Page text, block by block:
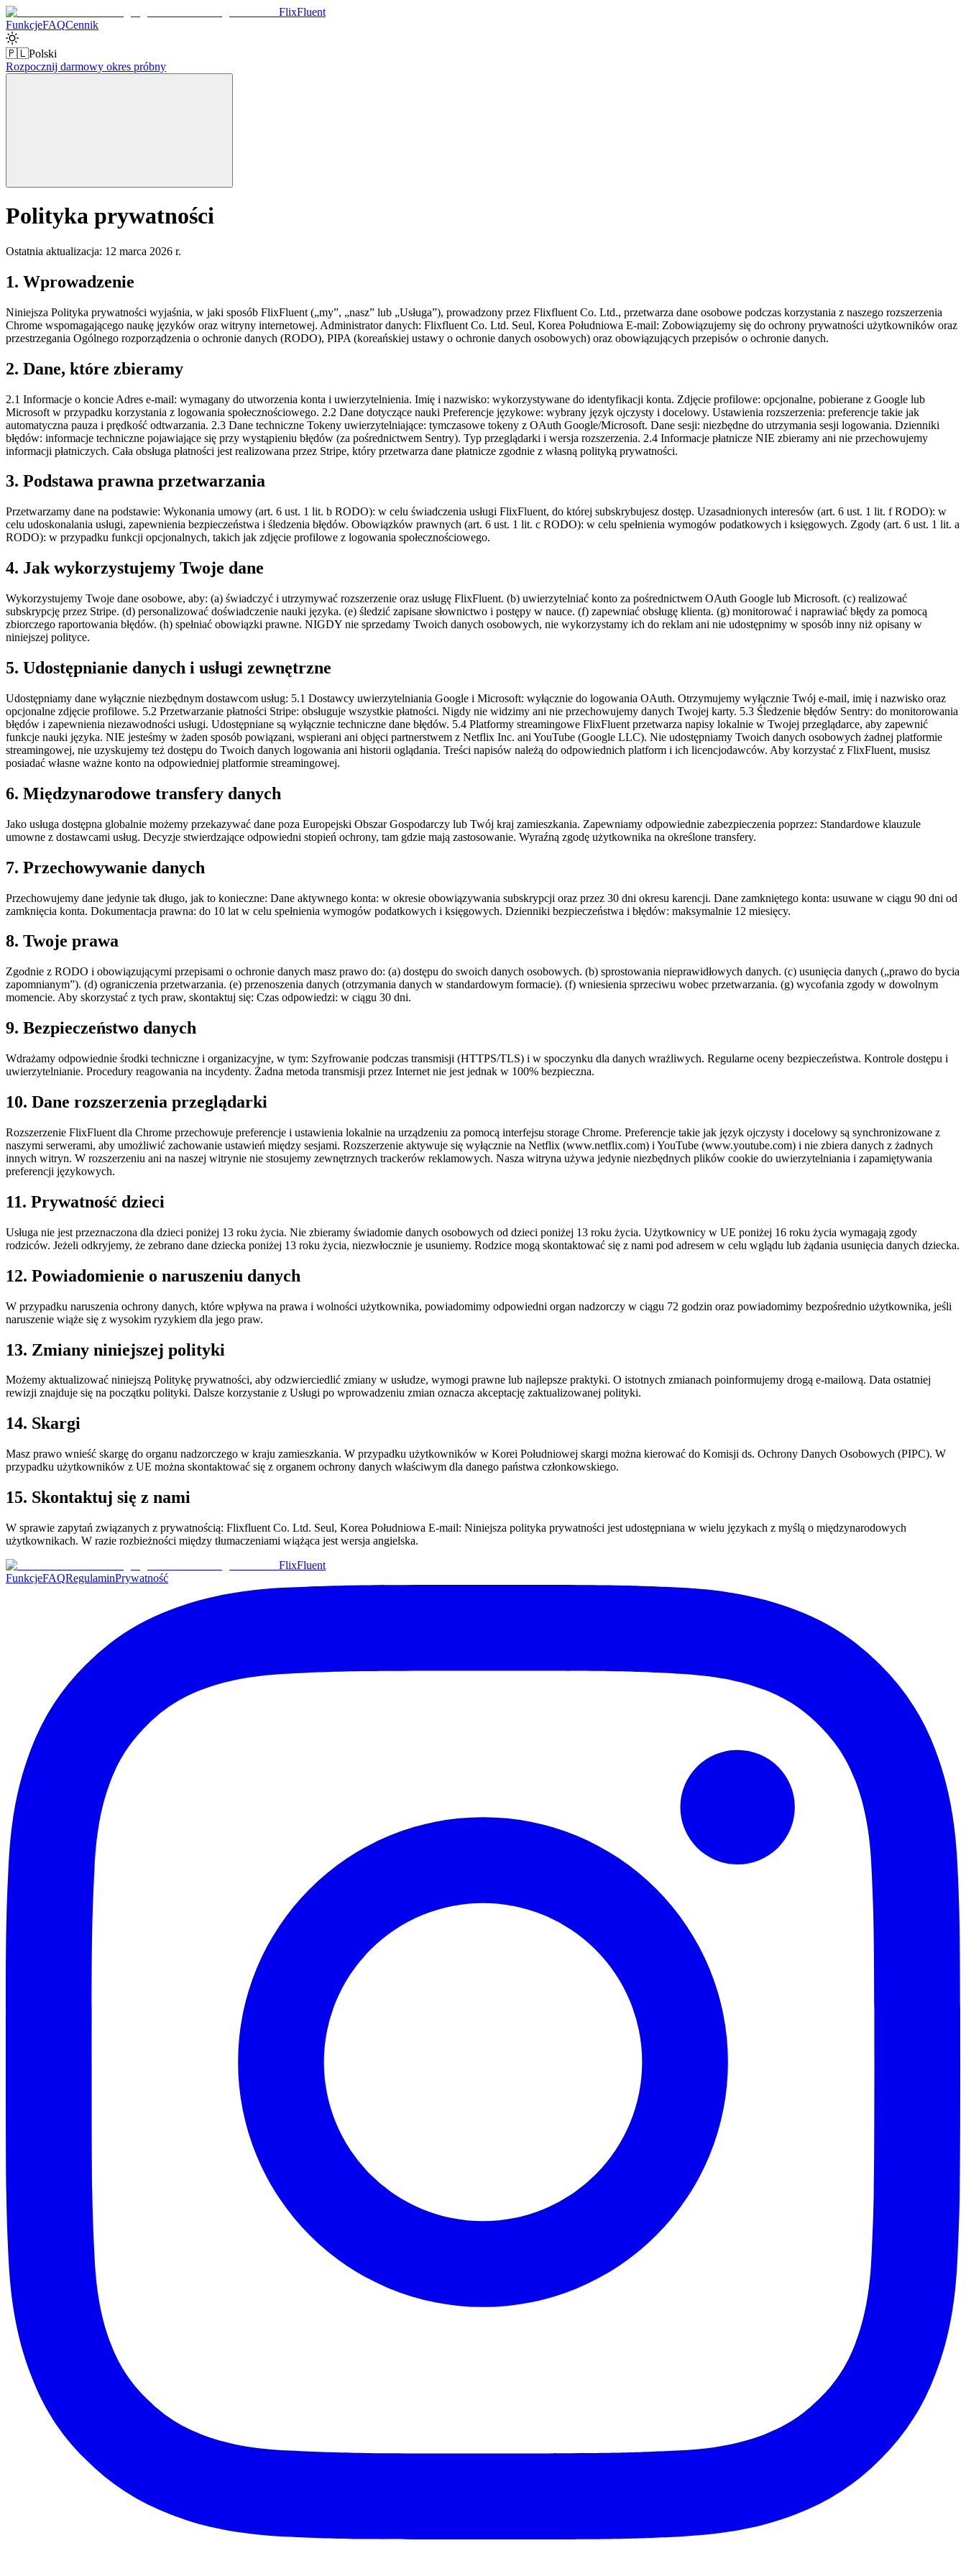
FlixFluent
FunkcjeFAQCennik
🇵🇱Polski
Rozpocznij darmowy okres próbny
Polityka prywatności
Ostatnia aktualizacja: 12 marca 2026 r.
1. Wprowadzenie
Niniejsza Polityka prywatności wyjaśnia, w jaki sposób FlixFluent („my”, „nasz” lub „Usługa”), prowadzony przez Flixfluent Co. Ltd., przetwarza dane osobowe podczas korzystania z naszego rozszerzenia
Chrome wspomagającego naukę języków oraz witryny internetowej. Administrator danych: Flixfluent Co. Ltd. Seul, Korea Południowa E-mail: Zobowiązujemy się do ochrony prywatności użytkowników oraz
przestrzegania Ogólnego rozporządzenia o ochronie danych (RODO), PIPA (koreańskiej ustawy o ochronie danych osobowych) oraz obowiązujących przepisów o ochronie danych.
2. Dane, które zbieramy
2.1 Informacje o koncie Adres e-mail: wymagany do utworzenia konta i uwierzytelnienia. Imię i nazwisko: wykorzystywane do identyfikacji konta. Zdjęcie profilowe: opcjonalne, pobierane z Google lub
Microsoft w przypadku korzystania z logowania społecznościowego. 2.2 Dane dotyczące nauki Preferencje językowe: wybrany język ojczysty i docelowy. Ustawienia rozszerzenia: preferencje takie jak
automatyczna pauza i prędkość odtwarzania. 2.3 Dane techniczne Tokeny uwierzytelniające: tymczasowe tokeny z OAuth Google/Microsoft. Dane sesji: niezbędne do utrzymania sesji logowania. Dzienniki
błędów: informacje techniczne pojawiające się przy wystąpieniu błędów (za pośrednictwem Sentry). Typ przeglądarki i wersja rozszerzenia. 2.4 Informacje płatnicze NIE zbieramy ani nie przechowujemy
informacji płatniczych. Cała obsługa płatności jest realizowana przez Stripe, który przetwarza dane płatnicze zgodnie z własną polityką prywatności.
3. Podstawa prawna przetwarzania
Przetwarzamy dane na podstawie: Wykonania umowy (art. 6 ust. 1 lit. b RODO): w celu świadczenia usługi FlixFluent, do której subskrybujesz dostęp. Uzasadnionych interesów (art. 6 ust. 1 lit. f RODO): w
celu udoskonalania usługi, zapewnienia bezpieczeństwa i śledzenia błędów. Obowiązków prawnych (art. 6 ust. 1 lit. c RODO): w celu spełnienia wymogów podatkowych i księgowych. Zgody (art. 6 ust. 1 lit. a
RODO): w przypadku funkcji opcjonalnych, takich jak zdjęcie profilowe z logowania społecznościowego.
4. Jak wykorzystujemy Twoje dane
Wykorzystujemy Twoje dane osobowe, aby: (a) świadczyć i utrzymywać rozszerzenie oraz usługę FlixFluent. (b) uwierzytelniać konto za pośrednictwem OAuth Google lub Microsoft. (c) realizować
subskrypcję przez Stripe. (d) personalizować doświadczenie nauki języka. (e) śledzić zapisane słownictwo i postępy w nauce. (f) zapewniać obsługę klienta. (g) monitorować i naprawiać błędy za pomocą
zbiorczego raportowania błędów. (h) spełniać obowiązki prawne. NIGDY nie sprzedamy Twoich danych osobowych, nie wykorzystamy ich do reklam ani nie udostępnimy w sposób inny niż opisany w
niniejszej polityce.
5. Udostępnianie danych i usługi zewnętrzne
Udostępniamy dane wyłącznie niezbędnym dostawcom usług: 5.1 Dostawcy uwierzytelniania Google i Microsoft: wyłącznie do logowania OAuth. Otrzymujemy wyłącznie Twój e-mail, imię i nazwisko oraz
opcjonalne zdjęcie profilowe. 5.2 Przetwarzanie płatności Stripe: obsługuje wszystkie płatności. Nigdy nie widzimy ani nie przechowujemy danych Twojej karty. 5.3 Śledzenie błędów Sentry: do monitorowania
błędów i zapewnienia niezawodności usługi. Udostępniane są wyłącznie techniczne dane błędów. 5.4 Platformy streamingowe FlixFluent przetwarza napisy lokalnie w Twojej przeglądarce, aby zapewnić
funkcje nauki języka. NIE jesteśmy w żaden sposób powiązani, wspierani ani objęci partnerstwem z Netflix Inc. ani YouTube (Google LLC). Nie udostępniamy Twoich danych osobowych żadnej platformie
streamingowej, nie uzyskujemy też dostępu do Twoich danych logowania ani historii oglądania. Treści napisów należą do odpowiednich platform i ich licencjodawców. Aby korzystać z FlixFluent, musisz
posiadać własne ważne konto na odpowiedniej platformie streamingowej.
6. Międzynarodowe transfery danych
Jako usługa dostępna globalnie możemy przekazywać dane poza Europejski Obszar Gospodarczy lub Twój kraj zamieszkania. Zapewniamy odpowiednie zabezpieczenia poprzez: Standardowe klauzule
umowne z dostawcami usług. Decyzje stwierdzające odpowiedni stopień ochrony, tam gdzie mają zastosowanie. Wyraźną zgodę użytkownika na określone transfery.
7. Przechowywanie danych
Przechowujemy dane jedynie tak długo, jak to konieczne: Dane aktywnego konta: w okresie obowiązywania subskrypcji oraz przez 30 dni okresu karencji. Dane zamkniętego konta: usuwane w ciągu 90 dni od
zamknięcia konta. Dokumentacja prawna: do 10 lat w celu spełnienia wymogów podatkowych i księgowych. Dzienniki bezpieczeństwa i błędów: maksymalnie 12 miesięcy.
8. Twoje prawa
Zgodnie z RODO i obowiązującymi przepisami o ochronie danych masz prawo do: (a) dostępu do swoich danych osobowych. (b) sprostowania nieprawidłowych danych. (c) usunięcia danych („prawo do bycia
zapomnianym”). (d) ograniczenia przetwarzania. (e) przenoszenia danych (otrzymania danych w standardowym formacie). (f) wniesienia sprzeciwu wobec przetwarzania. (g) wycofania zgody w dowolnym
momencie. Aby skorzystać z tych praw, skontaktuj się: Czas odpowiedzi: w ciągu 30 dni.
9. Bezpieczeństwo danych
Wdrażamy odpowiednie środki techniczne i organizacyjne, w tym: Szyfrowanie podczas transmisji (HTTPS/TLS) i w spoczynku dla danych wrażliwych. Regularne oceny bezpieczeństwa. Kontrole dostępu i
uwierzytelnianie. Procedury reagowania na incydenty. Żadna metoda transmisji przez Internet nie jest jednak w 100% bezpieczna.
10. Dane rozszerzenia przeglądarki
Rozszerzenie FlixFluent dla Chrome przechowuje preferencje i ustawienia lokalnie na urządzeniu za pomocą interfejsu storage Chrome. Preferencje takie jak język ojczysty i docelowy są synchronizowane z
naszymi serwerami, aby umożliwić zachowanie ustawień między sesjami. Rozszerzenie aktywuje się wyłącznie na Netflix (www.netflix.com) i YouTube (www.youtube.com) i nie zbiera danych z żadnych
innych witryn. W rozszerzeniu ani na naszej witrynie nie stosujemy zewnętrznych trackerów reklamowych. Nasza witryna używa jedynie niezbędnych plików cookie do uwierzytelniania i zapamiętywania
preferencji językowych.
11. Prywatność dzieci
Usługa nie jest przeznaczona dla dzieci poniżej 13 roku życia. Nie zbieramy świadomie danych osobowych od dzieci poniżej 13 roku życia. Użytkownicy w UE poniżej 16 roku życia wymagają zgody
rodziców. Jeżeli odkryjemy, że zebrano dane dziecka poniżej 13 roku życia, niezwłocznie je usuniemy. Rodzice mogą skontaktować się z nami pod adresem w celu wglądu lub żądania usunięcia danych dziecka.
12. Powiadomienie o naruszeniu danych
W przypadku naruszenia ochrony danych, które wpływa na prawa i wolności użytkownika, powiadomimy odpowiedni organ nadzorczy w ciągu 72 godzin oraz powiadomimy bezpośrednio użytkownika, jeśli
naruszenie wiąże się z wysokim ryzykiem dla jego praw.
13. Zmiany niniejszej polityki
Możemy aktualizować niniejszą Politykę prywatności, aby odzwierciedlić zmiany w usłudze, wymogi prawne lub najlepsze praktyki. O istotnych zmianach poinformujemy drogą e-mailową. Data ostatniej
rewizji znajduje się na początku polityki. Dalsze korzystanie z Usługi po wprowadzeniu zmian oznacza akceptację zaktualizowanej polityki.
14. Skargi
Masz prawo wnieść skargę do organu nadzorczego w kraju zamieszkania. W przypadku użytkowników w Korei Południowej skargi można kierować do Komisji ds. Ochrony Danych Osobowych (PIPC). W
przypadku użytkowników z UE można skontaktować się z organem ochrony danych właściwym dla danego państwa członkowskiego.
15. Skontaktuj się z nami
W sprawie zapytań związanych z prywatnością: Flixfluent Co. Ltd. Seul, Korea Południowa E-mail: Niniejsza polityka prywatności jest udostępniana w wielu językach z myślą o międzynarodowych
użytkownikach. W razie rozbieżności między tłumaczeniami wiążąca jest wersja angielska.
FlixFluent
FunkcjeFAQRegulaminPrywatność